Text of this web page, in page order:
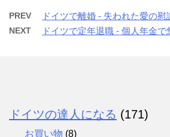
PREV ドイツで離婚 - 失われた愛の慰
NEXT ドイツで定年退職 - 個人年金
ドイツの達人になる (171)
お買い物 (8)